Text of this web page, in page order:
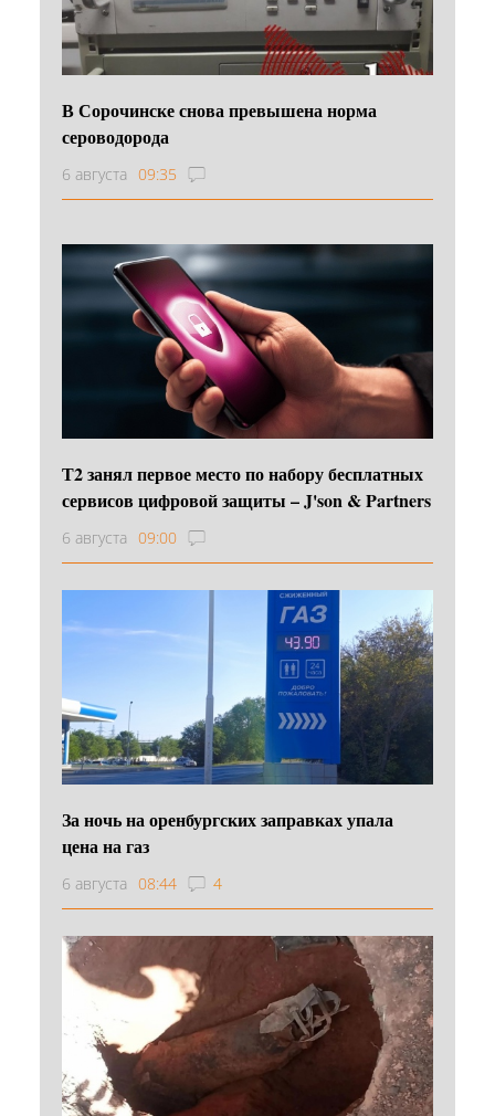
В Сорочинске снова превышена норма
сероводорода
6 августа 09:35
Т2 занял первое место по набору бесплатных
сервисов цифровой защиты – J'son & Partners
6 августа 09:00
За ночь на оренбургских заправках упала
цена на газ
6 августа 08:44 4